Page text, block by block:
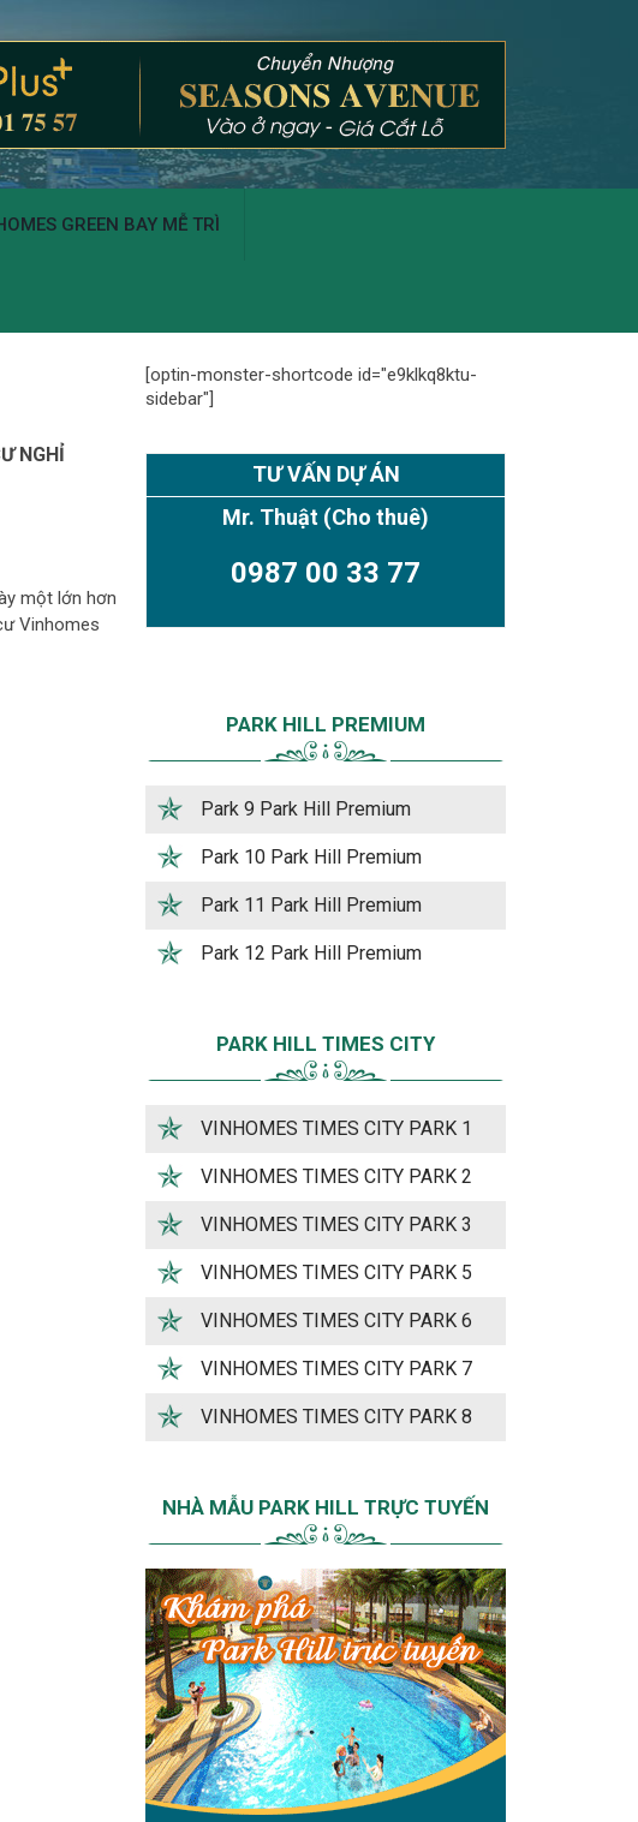
GREEN BAY MỄ TRÌ
NGHỈ
một lớn hơn
Vinhomes
[optin-monster-shortcode id="e9klkq8ktu-
sidebar"]
TƯ VẤN DỰ ÁN
Mr. Thuật (Cho thuê)
0987 00 33 77
PARK HILL PREMIUM
Park 9 Park Hill Premium
Park 10 Park Hill Premium
Park 11 Park Hill Premium
Park 12 Park Hill Premium
PARK HILL TIMES CITY
VINHOMES TIMES CITY PARK 1
VINHOMES TIMES CITY PARK 2
VINHOMES TIMES CITY PARK 3
VINHOMES TIMES CITY PARK 5
VINHOMES TIMES CITY PARK 6
VINHOMES TIMES CITY PARK 7
VINHOMES TIMES CITY PARK 8
NHÀ MẪU PARK HILL TRỰC TUYẾN